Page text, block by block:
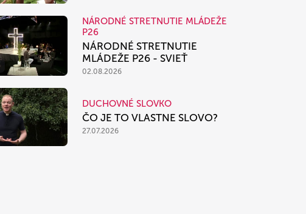
NÁRODNÉ STRETNUTIE MLÁDEŽE
P26
NÁRODNÉ STRETNUTIE
MLÁDEŽE P26 - SVIEŤ
02.08.2026
DUCHOVNÉ SLOVKO
ČO JE TO VLASTNE SLOVO?
27.07.2026